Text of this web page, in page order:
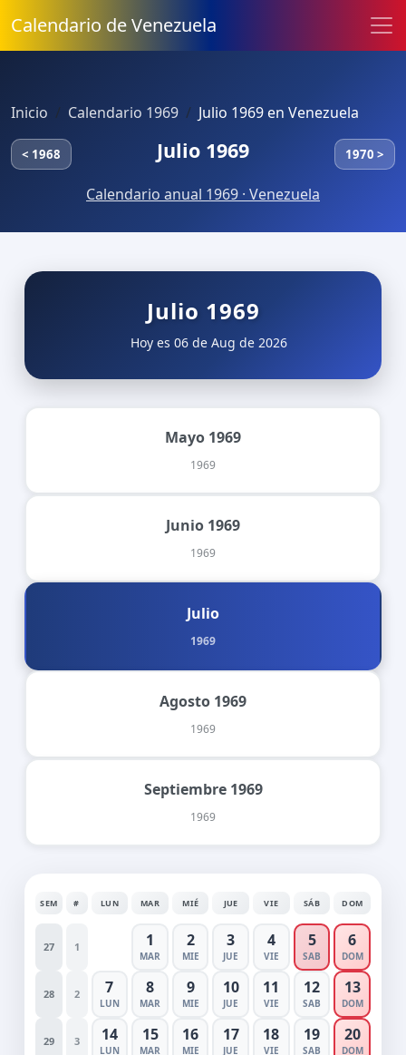
Calendario de Venezuela
Inicio Calendario 1969 Julio 1969 en Venezuela
< 1968 Julio 1969 1970 >
Calendario anual 1969 · Venezuela
Julio 1969
Hoy es 06 de Aug de 2026
Mayo 1969
1969
Junio 1969
1969
Julio
1969
Agosto 1969
1969
Septiembre 1969
1969
SEM # LUN MAR MIÉ JUE VIE SÁB DOM
27 1 1
MAR
2
MIE
3
JUE
4
VIE
5
SAB
6
DOM
28 2 7
LUN
8
MAR
9
MIE
10
JUE
11
VIE
12
SAB
13
DOM
29 3 14
LUN
15
MAR
16
MIE
17
JUE
18
VIE
19
SAB
20
DOM